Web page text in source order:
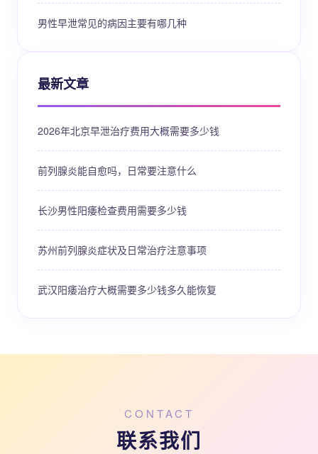
男性早泄常见的病因主要有哪几种
最新文章
2026年北京早泄治疗费用大概需要多少钱
前列腺炎能自愈吗，日常要注意什么
长沙男性阳痿检查费用需要多少钱
苏州前列腺炎症状及日常治疗注意事项
武汉阳痿治疗大概需要多少钱多久能恢复
CONTACT
联系我们